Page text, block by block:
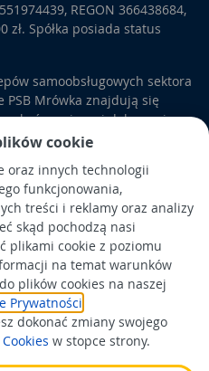
cookie
oraz innych technologii
funkcjonowania,
treści i reklamy oraz analizy
skąd pochodzą nasi
plikami cookie z poziomu
na temat warunków
plików cookies na naszej
Prywatności
dokonać zmiany swojego
w stopce strony.
REGON 366438684,
zł. Spółka posiada status
samoobsługowych sektora
PSB Mrówka znajdują się
i dekoracyjne,
a także
domu.